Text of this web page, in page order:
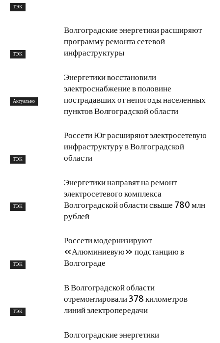
ТЭК
ТЭК
Волгоградские энергетики расширяют
программу ремонта сетевой
инфраструктуры
Актуально
Энергетики восстановили
электроснабжение в половине
пострадавших от непогоды населенных
пунктов Волгоградской области
ТЭК
Россети Юг расширяют электросетевую
инфраструктуру в Волгоградской
области
ТЭК
Энергетики направят на ремонт
электросетевого комплекса
Волгоградской области свыше 780 млн
рублей
ТЭК
Россети модернизируют
«Алюминиевую» подстанцию в
Волгограде
ТЭК
В Волгоградской области
отремонтировали 378 километров
линий электропередачи
Волгоградские энергетики